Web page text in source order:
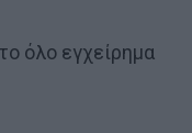
όλο εγχείρημα